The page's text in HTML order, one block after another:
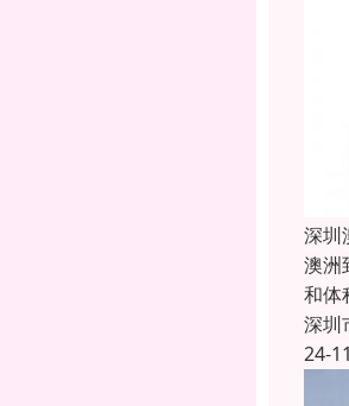
深圳
澳洲
和体
深圳
24-